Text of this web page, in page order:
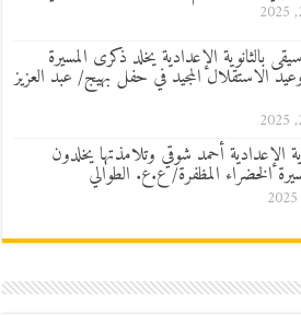
بالثانوية الإعدادية يخلد ذكرى المسيرة
الاستقلال المجيد في حفل بهيج/ عبد العزيز
الإعدادية أحمد شوقي وتلامذتها يخلدون
الخضراء المظفرة/ ع.ع. الطوالي